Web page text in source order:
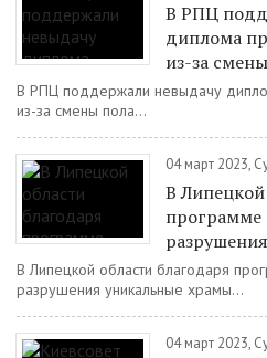
В РПЦ
диплома
из-за
В РПЦ поддержали невыдачу
из-за смены пола...
04 март 2023,
В Липецкой
программе
В Липецкой области благодаря
разрушения уникальные храмы...
04 март 2023,